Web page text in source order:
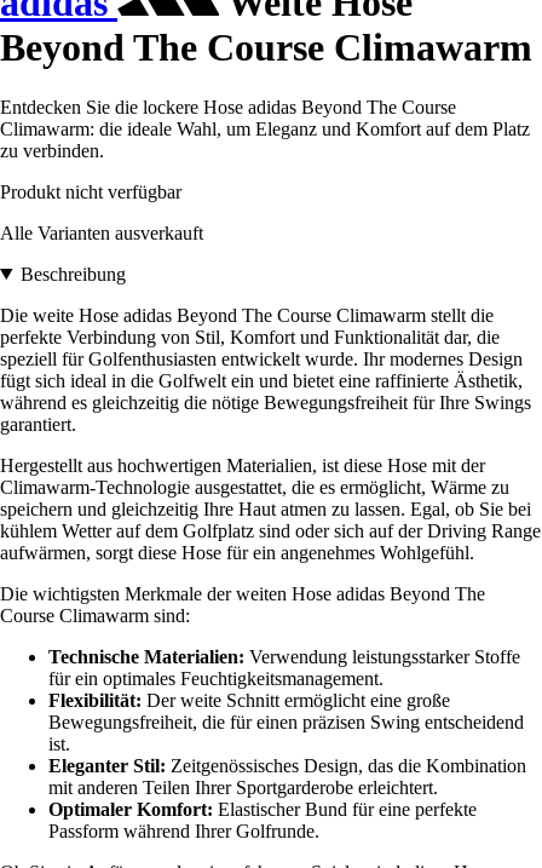
Beyond The Course Climawarm
Entdecken Sie die lockere Hose adidas Beyond The Course
Climawarm: die ideale Wahl, um Eleganz und Komfort auf dem Platz
zu verbinden.
Produkt nicht verfügbar
Alle Varianten ausverkauft
Beschreibung
Die weite Hose adidas Beyond The Course Climawarm stellt die
perfekte Verbindung von Stil, Komfort und Funktionalität dar, die
speziell für Golfenthusiasten entwickelt wurde. Ihr modernes Design
fügt sich ideal in die Golfwelt ein und bietet eine raffinierte Ästhetik,
während es gleichzeitig die nötige Bewegungsfreiheit für Ihre Swings
garantiert.
Hergestellt aus hochwertigen Materialien, ist diese Hose mit der
Climawarm-Technologie ausgestattet, die es ermöglicht, Wärme zu
speichern und gleichzeitig Ihre Haut atmen zu lassen. Egal, ob Sie bei
kühlem Wetter auf dem Golfplatz sind oder sich auf der Driving Range
aufwärmen, sorgt diese Hose für ein angenehmes Wohlgefühl.
Die wichtigsten Merkmale der weiten Hose adidas Beyond The
Course Climawarm sind:
Technische Materialien: Verwendung leistungsstarker Stoffe
für ein optimales Feuchtigkeitsmanagement.
Flexibilität: Der weite Schnitt ermöglicht eine große
Bewegungsfreiheit, die für einen präzisen Swing entscheidend
ist.
Eleganter Stil: Zeitgenössisches Design, das die Kombination
mit anderen Teilen Ihrer Sportgarderobe erleichtert.
Optimaler Komfort: Elastischer Bund für eine perfekte
Passform während Ihrer Golfrunde.